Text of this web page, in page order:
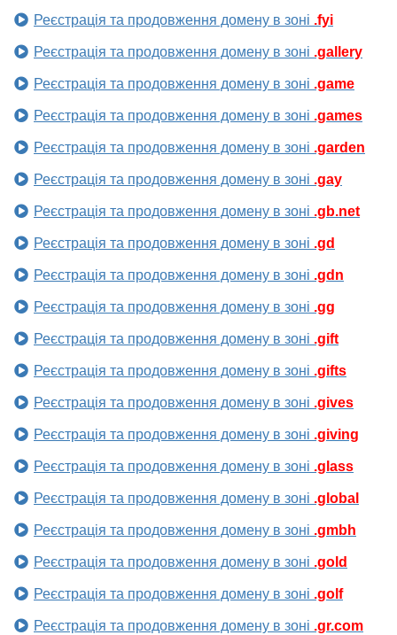
Реєстрація та продовження домену в зоні .fyi
Реєстрація та продовження домену в зоні .gallery
Реєстрація та продовження домену в зоні .game
Реєстрація та продовження домену в зоні .games
Реєстрація та продовження домену в зоні .garden
Реєстрація та продовження домену в зоні .gay
Реєстрація та продовження домену в зоні .gb.net
Реєстрація та продовження домену в зоні .gd
Реєстрація та продовження домену в зоні .gdn
Реєстрація та продовження домену в зоні .gg
Реєстрація та продовження домену в зоні .gift
Реєстрація та продовження домену в зоні .gifts
Реєстрація та продовження домену в зоні .gives
Реєстрація та продовження домену в зоні .giving
Реєстрація та продовження домену в зоні .glass
Реєстрація та продовження домену в зоні .global
Реєстрація та продовження домену в зоні .gmbh
Реєстрація та продовження домену в зоні .gold
Реєстрація та продовження домену в зоні .golf
Реєстрація та продовження домену в зоні .gr.com